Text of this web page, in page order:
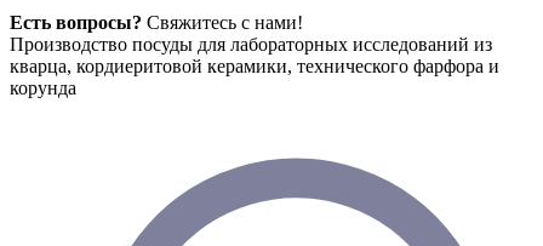
Есть вопросы? Свяжитесь с нами!
Производство посуды для лабораторных исследований из
кварца, кордиеритовой керамики, технического фарфора и
корунда